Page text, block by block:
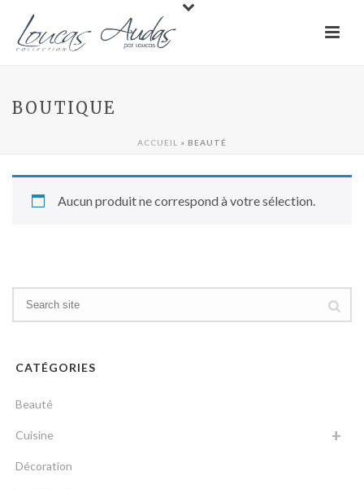
BOUTIQUE
ACCUEIL » BEAUTÉ
Aucun produit ne correspond à votre sélection.
CATÉGORIES
Beauté
Cuisine
Décoration